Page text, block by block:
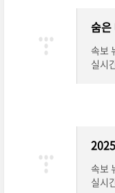
속보
실시
속보
실시